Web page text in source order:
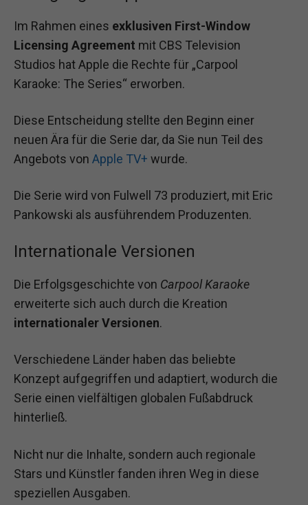
Im Rahmen eines exklusiven First-Window
Licensing Agreement mit CBS Television
Studios hat Apple die Rechte für „Carpool
Karaoke: The Series“ erworben.
Diese Entscheidung stellte den Beginn einer
neuen Ära für die Serie dar, da Sie nun Teil des
Angebots von Apple TV+ wurde.
Die Serie wird von Fulwell 73 produziert, mit Eric
Pankowski als ausführendem Produzenten.
Internationale Versionen
Die Erfolgsgeschichte von Carpool Karaoke
erweiterte sich auch durch die Kreation
internationaler Versionen.
Verschiedene Länder haben das beliebte
Konzept aufgegriffen und adaptiert, wodurch die
Serie einen vielfältigen globalen Fußabdruck
hinterließ.
Nicht nur die Inhalte, sondern auch regionale
Stars und Künstler fanden ihren Weg in diese
speziellen Ausgaben.